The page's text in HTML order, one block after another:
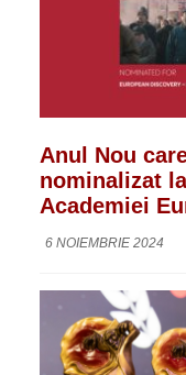
Anul Nou
nominalizat
Academiei
6 NOIEMBRIE 2024